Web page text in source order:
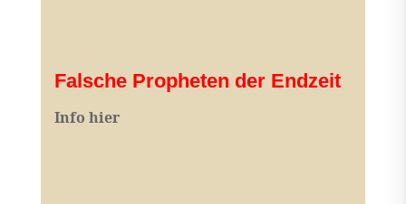
Falsche Propheten der Endzeit
Info hier